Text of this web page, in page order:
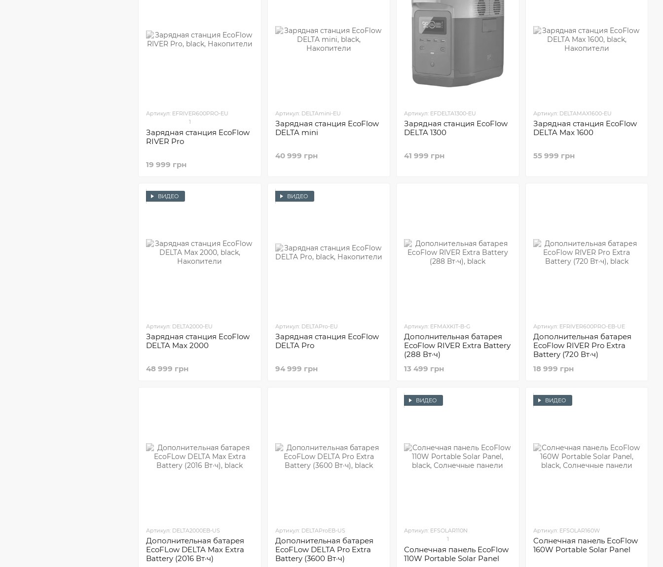
Артикул: EFRIVER600PRO-EU
1
Зарядная станция EcoFlow
RIVER Pro
19 999 грн
Артикул: DELTAmini-EU
Зарядная станция EcoFlow
DELTA mini
40 999 грн
Артикул: EFDELTA1300-EU
Зарядная станция EcoFlow
DELTA 1300
41 999 грн
Артикул: DELTAMAX1600-EU
Зарядная станция EcoFlow
DELTA Max 1600
55 999 грн
ВИДЕО
Артикул: DELTA2000-EU
Зарядная станция EcoFlow
DELTA Max 2000
48 999 грн
ВИДЕО
Артикул: DELTAPro-EU
Зарядная станция EcoFlow
DELTA Pro
94 999 грн
Артикул: EFMAXKIT-B-G
Дополнительная батарея
EcoFlow RIVER Extra Battery
(288 Вт·ч)
13 499 грн
Артикул: EFRIVER600PRO-EB-UE
Дополнительная батарея
EcoFlow RIVER Pro Extra
Battery (720 Вт·ч)
18 999 грн
Артикул: DELTA2000EB-US
Дополнительная батарея
EcoFLow DELTA Max Extra
Battery (2016 Вт·ч)
Артикул: DELTAProEB-US
Дополнительная батарея
EcoFLow DELTA Pro Extra
Battery (3600 Вт·ч)
ВИДЕО
Артикул: EFSOLAR110N
1
Солнечная панель EcoFlow
110W Portable Solar Panel
ВИДЕО
Артикул: EFSOLAR160W
Солнечная панель EcoFlow
160W Portable Solar Panel